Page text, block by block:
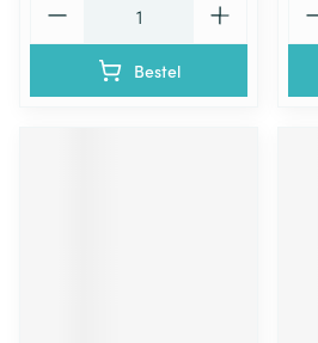
Bestel